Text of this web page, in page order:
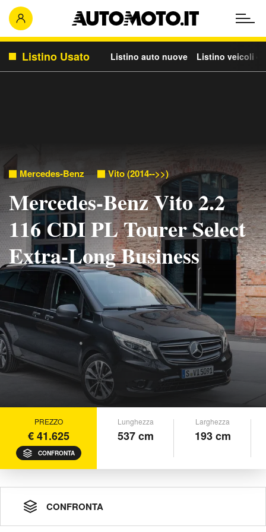
Listino Usato Listino auto nuove Listino veicoli
Mercedes-Benz Vito (2014-->>)
Mercedes-Benz Vito 2.2
116 CDI PL Tourer Select
Extra-Long Business
PREZZO
€ 41.625
CONFRONTA
Lunghezza
537 cm
Larghezza
193 cm
CONFRONTA